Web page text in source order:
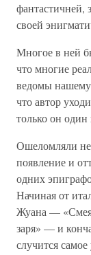
фантастичней,
своей
Многое в ней
что многие
ведомы нашему
что автор
только он
Ошеломляли
появление и
одних
Начиная от
Жуана —
заря» — и
случится